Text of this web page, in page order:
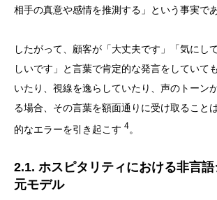
相手の真意や感情を推測する」という事実で
したがって、顧客が「大丈夫です」「気にし
しいです」と言葉で肯定的な発言をしていて
いたり、視線を逸らしていたり、声のトーン
る場合、その言葉を額面通りに受け取ること
的なエラーを引き起こす 4。
2.1. ホスピタリティにおける非言
元モデル